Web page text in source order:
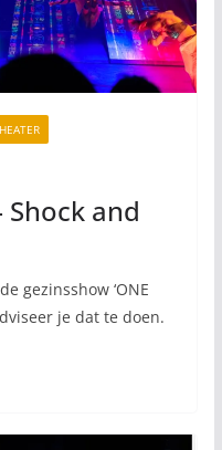
Shock and
gezinsshow ‘ONE
je dat te doen.